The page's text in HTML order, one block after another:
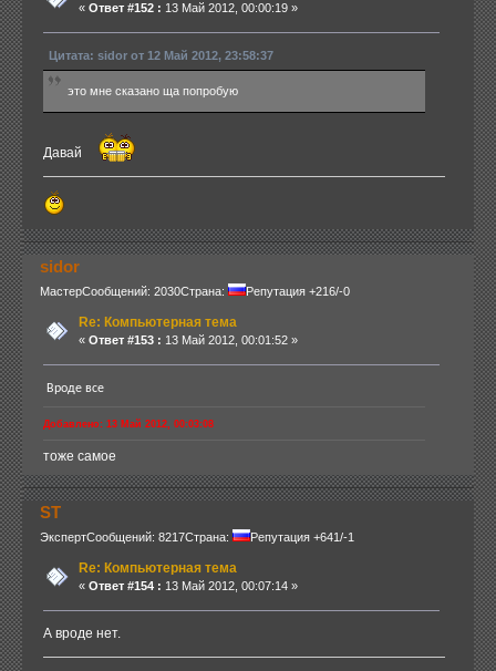
« Ответ #152 : 13 Май 2012, 00:00:19 »
Цитата: sidor от 12 Май 2012, 23:58:37
это мне сказано ща попробую
Давай
sidor
МастерСообщений: 2030Страна: Репутация +216/-0
Re: Компьютерная тема
« Ответ #153 : 13 Май 2012, 00:01:52 »
Вроде все
Добавлено: 13 Май 2012, 00:03:08
тоже самое
ST
ЭкспертСообщений: 8217Страна: Репутация +641/-1
Re: Компьютерная тема
« Ответ #154 : 13 Май 2012, 00:07:14 »
А вроде нет.